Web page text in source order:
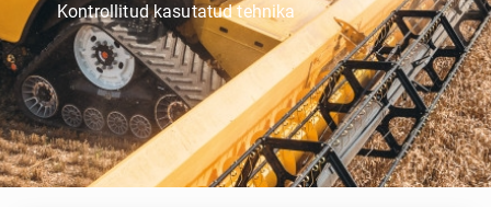
Kontrollitud kasutatud tehnika